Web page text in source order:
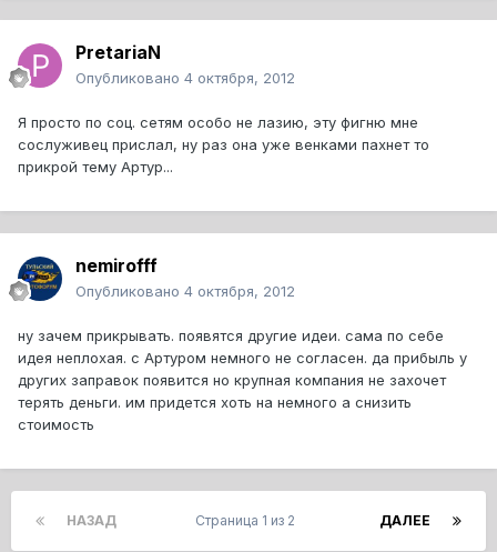
PretariaN
Опубликовано 4 октября, 2012
Я просто по соц. сетям особо не лазию, эту фигню мне
сослуживец прислал, ну раз она уже венками пахнет то
прикрой тему Артур...
nemirofff
Опубликовано 4 октября, 2012
ну зачем прикрывать. появятся другие идеи. сама по себе
идея неплохая. с Артуром немного не согласен. да прибыль у
других заправок появится но крупная компания не захочет
терять деньги. им придется хоть на немного а снизить
стоимость
НАЗАД ДАЛЕЕ
Страница 1 из 2